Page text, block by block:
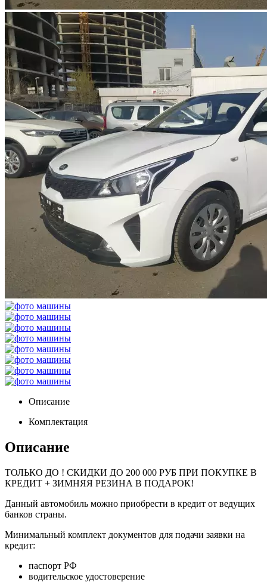
Описание
Комплектация
Описание
ТОЛЬКО ДО ! СКИДКИ ДО 200 000 РУБ ПРИ ПОКУПКЕ В
КРЕДИТ + ЗИМНЯЯ РЕЗИНА В ПОДАРОК!
Данный автомобиль можно приобрести в кредит от ведущих
банков страны.
Минимальный комплект документов для подачи заявки на
кредит:
паспорт РФ
водительское удостоверение